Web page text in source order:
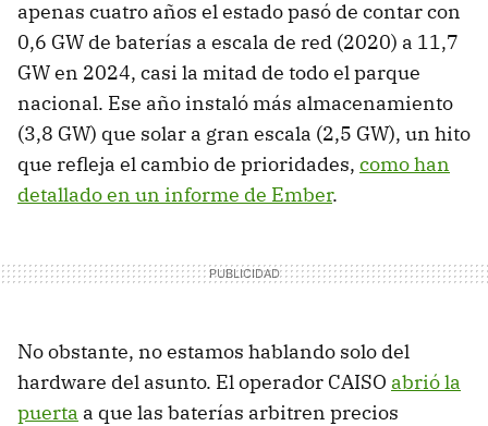
apenas cuatro años el estado pasó de contar con
0,6 GW de baterías a escala de red (2020) a 11,7
GW en 2024, casi la mitad de todo el parque
nacional. Ese año instaló más almacenamiento
(3,8 GW) que solar a gran escala (2,5 GW), un hito
que refleja el cambio de prioridades, como han
detallado en un informe de Ember.
No obstante, no estamos hablando solo del
hardware del asunto. El operador CAISO abrió la
puerta a que las baterías arbitren precios